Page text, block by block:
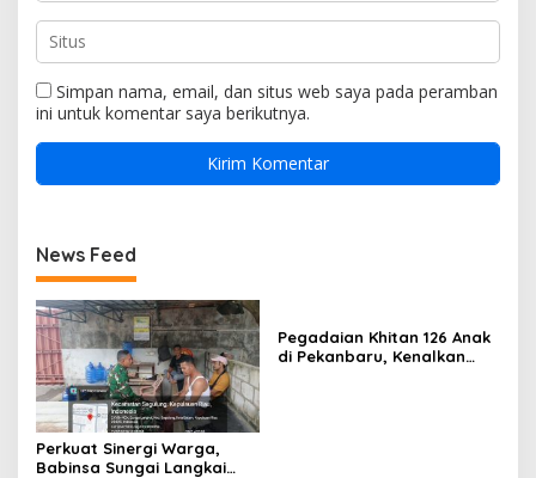
Simpan nama, email, dan situs web saya pada peramban
ini untuk komentar saya berikutnya.
News Feed
Perkuat Sinergi Warga,
Babinsa Sungai Langkai
Pegadaian Khitan 126 Anak
di Pekanbaru, Kenalkan